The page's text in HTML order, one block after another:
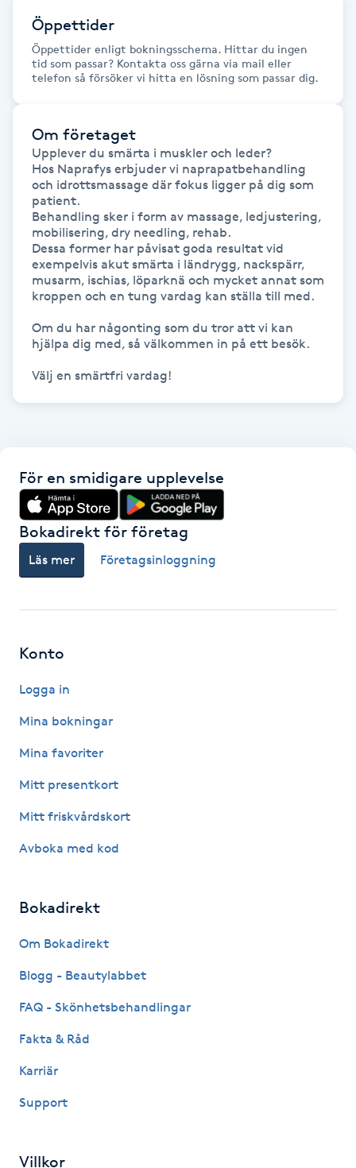
Fransförlängning Megavolym
Fransförlängning Volym
Fransrengöring
Frekvensterapi
Friskvård
Friskvårdsmassage
Frisör
Funktionsanalys
Föning
G
Gel naglar
Gelenaglar
Gravidmassage
Gravidyoga
Gua Sha-massage
Hatha Yoga
Healing
Herrklippning
Öppettider
Öppettider enligt bokningsschema. Hittar du ingen
tid som passar? Kontakta oss gärna via mail eller
telefon så försöker vi hitta en lösning som passar dig.
Om företaget
Upplever du smärta i muskler och leder?
Hos Naprafys erbjuder vi naprapatbehandling
och idrottsmassage där fokus ligger på dig som
patient.
Behandling sker i form av massage, ledjustering,
mobilisering, dry needling, rehab.
Dessa former har påvisat goda resultat vid
exempelvis akut smärta i ländrygg, nackspärr,
musarm, ischias, löparknä och mycket annat som
kroppen och en tung vardag kan ställa till med.
Om du har någonting som du tror att vi kan
hjälpa dig med, så välkommen in på ett besök.
För en smidigare upplevelse
Bokadirekt för företag
Läs mer Företagsinloggning
Konto
Logga in
Mina bokningar
Mina favoriter
Mitt presentkort
Mitt friskvårdskort
Avboka med kod
Bokadirekt
Om Bokadirekt
Blogg - Beautylabbet
FAQ - Skönhetsbehandlingar
Fakta & Råd
Karriär
Support
Villkor